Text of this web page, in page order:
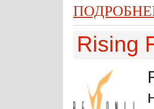
Rising